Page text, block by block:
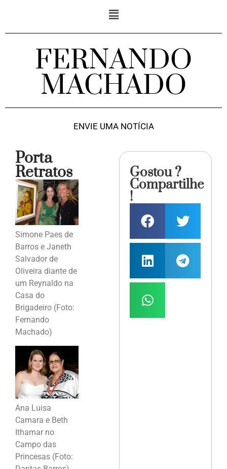
FERNANDO
MACHADO
ENVIE UMA NOTÍCIA
Porta
Retratos
Simone Paes de
Barros e Janeth
Salvador de
Oliveira diante de
um Reynaldo na
Casa do
Brigadeiro (Foto:
Fernando
Machado)
Ana Luisa
Camara e Beth
Ithamar no
Campo das
Princesas (Foto:
Gostou ?
Compartilhe
!